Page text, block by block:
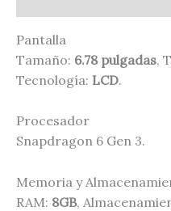
Pantalla
Tamaño: 6.78 pulgadas,
Tecnología: LCD.
Procesador
Snapdragon 6 Gen 3.
Memoria y
RAM: 8GB,